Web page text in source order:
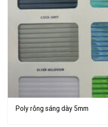
Poly rỗng sáng dày 5mm